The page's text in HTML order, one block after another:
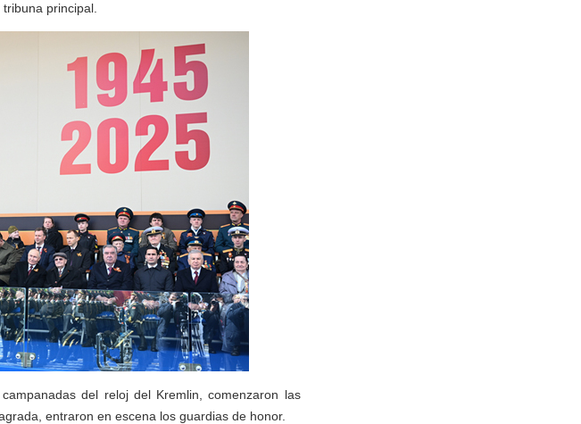
principal.
del reloj del Kremlin, comenzaron las
entraron en escena los guardias de honor.